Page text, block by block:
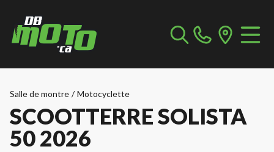
Salle de montre / Motocyclette
SCOOTTERRE SOLISTA
50 2026